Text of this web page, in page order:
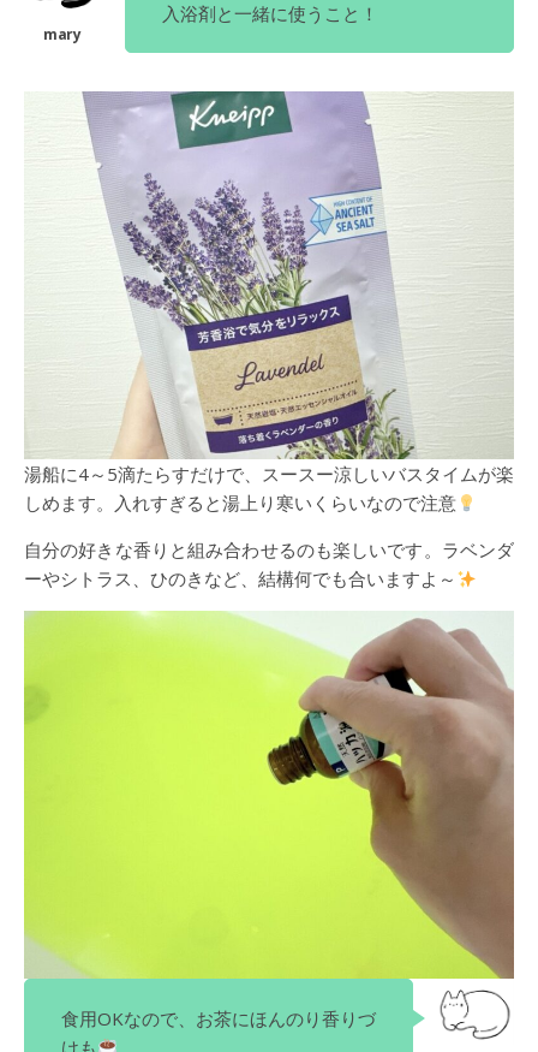
入浴剤と一緒に使うこと！
湯船に4～5滴たらすだけで、スースー涼しいバスタイムが楽
しめます。入れすぎると湯上り寒いくらいなので注意
自分の好きな香りと組み合わせるのも楽しいです。ラベンダ
ーやシトラス、ひのきなど、結構何でも合いますよ～
食用OKなので、お茶にほんのり香りづ